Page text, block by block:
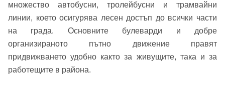
множество автобусни, тролейбусни и трамвайни
линии, което осигурява лесен достъп до всички части
на града. Основните булеварди и добре
организираното пътно движение правят
придвижването удобно както за живущите, така и за
работещите в района.